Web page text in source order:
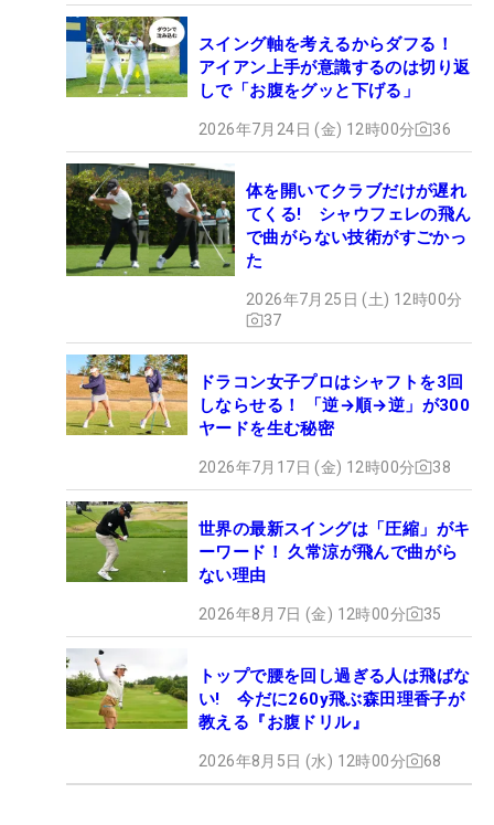
スイング軸を考えるからダフる！
アイアン上手が意識するのは切り返
しで「お腹をグッと下げる」
2026年7月24日 (金) 12時00分 36
体を開いてクラブだけが遅れ
てくる! シャウフェレの飛ん
で曲がらない技術がすごかっ
た
2026年7月25日 (土) 12時00分
37
ドラコン女子プロはシャフトを3回
しならせる！ 「逆→順→逆」が300
ヤードを生む秘密
2026年7月17日 (金) 12時00分 38
世界の最新スイングは「圧縮」がキ
ーワード！ 久常涼が飛んで曲がら
ない理由
2026年8月7日 (金) 12時00分 35
トップで腰を回し過ぎる人は飛ばな
い! 今だに260y飛ぶ森田理香子が
教える『お腹ドリル』
2026年8月5日 (水) 12時00分 68